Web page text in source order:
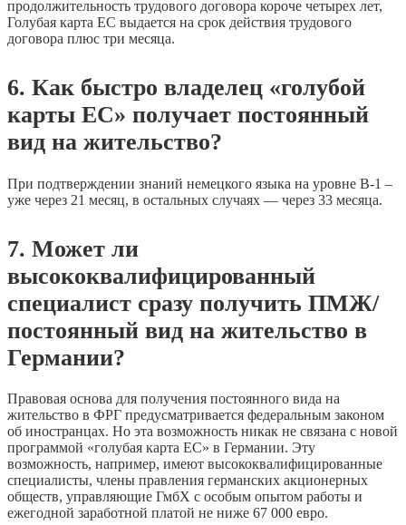
продолжительность трудового договора короче четырех лет,
Голубая карта ЕС выдается на срок действия трудового
договора плюс три месяца.
6. Как быстро владелец «голубой
карты ЕС» получает постоянный
вид на жительство?
При подтверждении знаний немецкого языка на уровне B-1 –
уже через 21 месяц, в остальных случаях — через 33 месяца.
7. Может ли
высококвалифицированный
специалист сразу получить ПМЖ/
постоянный вид на жительство в
Германии?
Правовая основа для получения постоянного вида на
жительство в ФРГ предусматривается федеральным законом
об иностранцах. Но эта возможность никак не связана с новой
программой «голубая карта ЕС» в Германии. Эту
возможность, например, имеют высококвалифицированные
специалисты, члены правления германских акционерных
обществ, управляющие ГмбХ с особым опытом работы и
ежегодной заработной платой не ниже 67 000 евро.